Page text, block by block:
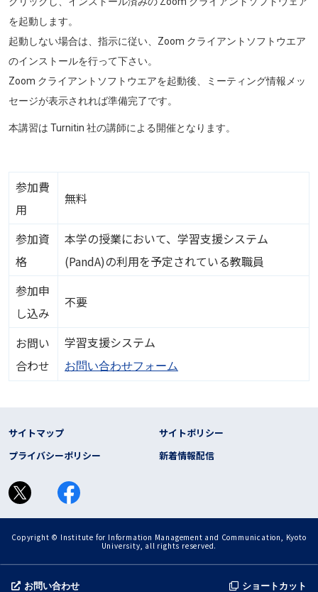
を起動します。
起動しない場合は、指示に従い、Zoom クライアントソフトウエア
のインストールを行って下さい。
Zoom クライアントソフトウエアを起動後、ミーティング情報メッ
セージが表示されれば準備完了です。
本講習は Turnitin 社の講師による開催となります。
参加費
用
無料
参加資
格
本学の授業において、学習支援システム
(PandA)の利用を予定されている教職員
参加申
し込み
不要
お問い
合わせ
学習支援システム
お問い合わせフォーム
お問い合わせ ショートカット
フッター リンク
サイトマップ
サイトポリシー
プライバシーポリシー
新着情報配信
Copyright © Institute for Information Management and Communication, Kyoto
University, all rights reserved.